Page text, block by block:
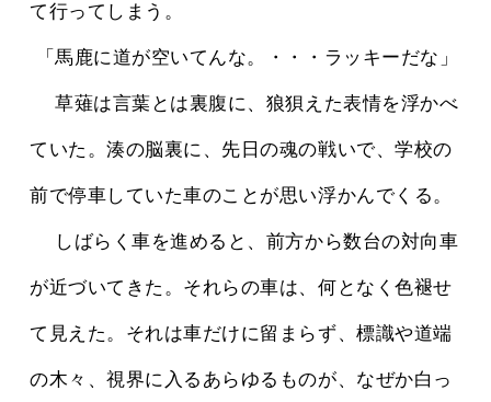
て行ってしまう。
「馬鹿に道が空いてんな。・・・ラッキーだな」
ていた。湊の脳裏に、先日の魂の戦いで、学校の
前で停車していた車のことが思い浮かんでくる。
が近づいてきた。それらの車は、何となく色褪せ
て見えた。それは車だけに留まらず、標識や道端
の木々、視界に入るあらゆるものが、なぜか白っ